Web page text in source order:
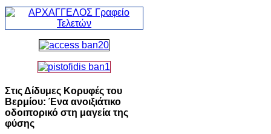
Στις Δίδυμες Κορυφές του
Βερμίου: Ένα ανοιξιάτικο
οδοιπορικό στη μαγεία της
φύσης